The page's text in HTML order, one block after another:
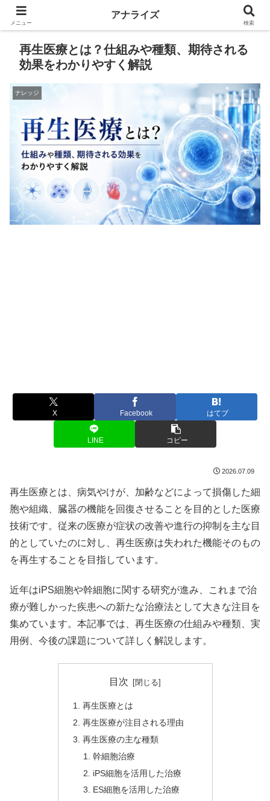
再生医療とは？仕組みや種類、期待される
効果をわかりやすく解説
ナレッジ
X Facebook はてブ
LINE コピー
2026.07.09
再生医療とは、病気やけが、加齢などによって損傷した細
胞や組織、臓器の機能を回復させることを目的とした医療
技術です。従来の医療が症状の改善や進行の抑制を主な目
的としていたのに対し、再生医療は失われた機能そのもの
を再生することを目指しています。
近年はiPS細胞や幹細胞に関する研究が進み、これまで治
療が難しかった疾患への新たな治療法として大きな注目を
集めています。本記事では、再生医療の仕組みや種類、実
用例、今後の課題について詳しく解説します。
目次
再生医療とは
再生医療が注目される理由
再生医療の主な種類
幹細胞治療
iPS細胞を活用した治療
ES細胞を活用した治療
メニュー
アナライズ
検索